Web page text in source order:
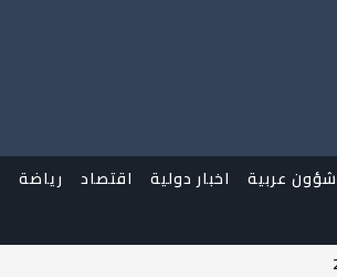
شؤون عربية اخبار دولية اقتصاد رياضة